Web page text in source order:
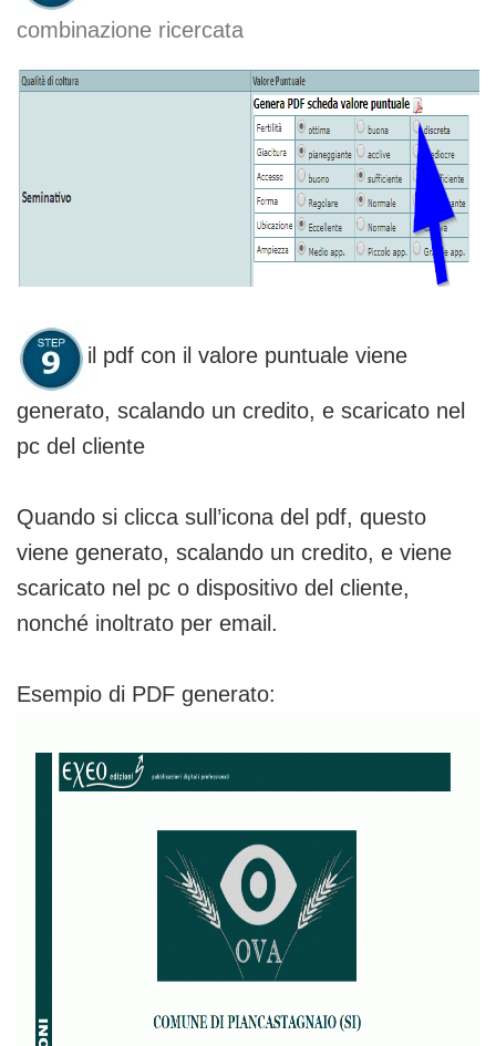
combinazione ricercata
il pdf con il valore puntuale viene
generato, scalando un credito, e scaricato nel
pc del cliente
Quando si clicca sull’icona del pdf, questo
viene generato, scalando un credito, e viene
scaricato nel pc o dispositivo del cliente,
nonché inoltrato per email.
Esempio di PDF generato: